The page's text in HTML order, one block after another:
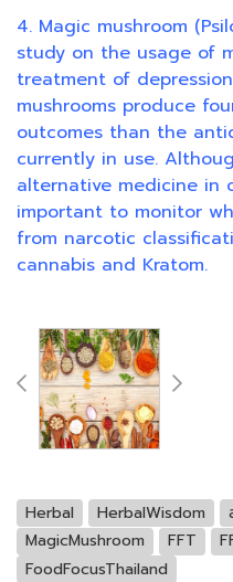
4. Magic mushroom
study on the usage of
treatment of
mushrooms produce
outcomes than the
currently in use.
alternative medicine in
important to monitor
from narcotic
cannabis and Kratom.
Herbal HerbalWisdom
MagicMushroom
FFT
FoodFocusThailand